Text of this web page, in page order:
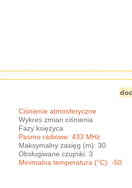
Ciśnienie atmosferyczne
Wykres zmian ciśnienia
Fazy księżyca
Pasmo radiowe: 433 MHz
Maksymalny zasięg (m): 30
Obsługiwane czujniki: 3
Minimalna temperatura (°C): -50